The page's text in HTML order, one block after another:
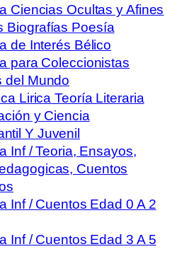
Ciencias Ocultas y Afines
Biografías Poesía
de Interés Bélico
para Coleccionistas
del Mundo
Lirica Teoría Literaria
y Ciencia
Y Juvenil
Inf / Teoria, Ensayos,
Cuentos
Inf / Cuentos Edad 0 A 2
Inf / Cuentos Edad 3 A 5